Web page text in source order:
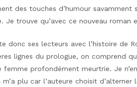
des touches d’humour savamment
Je trouve qu’avec ce nouveau roman
donc ses lecteurs avec l’histoire de
lignes du prologue, on comprend
femme profondément meurtrie. Je
plu car l’auteure choisit d’alterner